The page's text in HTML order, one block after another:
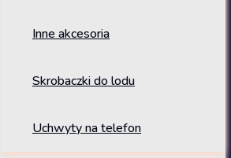
Inne akcesoria
Skrobaczki do lodu
Uchwyty na telefon